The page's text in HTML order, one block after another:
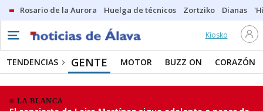
Rosario de la Aurora Huelga de técnicos Zortziko Dianas
Kiosko
TENDENCIAS GENTE MOTOR BUZZ ON CORAZÓN
LA BLANCA